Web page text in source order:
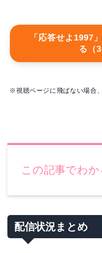
「応答せよ1997
る（
※視聴ページに飛ばない場合
この記事でわか
配信状況まとめ